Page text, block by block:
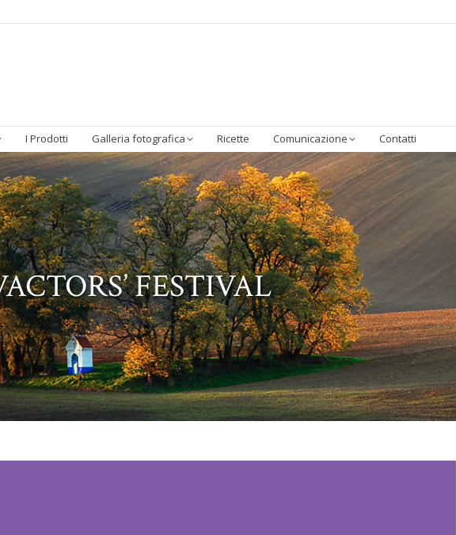
I Prodotti Galleria fotografica Ricette Comunicazione Contatti
FESTIVAL